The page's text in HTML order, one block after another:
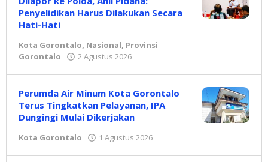
Penyelidikan Harus Dilakukan Secara
Hati-Hati
Kota Gorontalo, Nasional, Provinsi
Gorontalo
2 Agustus 2026
Perumda Air Minum Kota Gorontalo
Terus Tingkatkan Pelayanan, IPA
Dungingi Mulai Dikerjakan
Kota Gorontalo 1 Agustus 2026